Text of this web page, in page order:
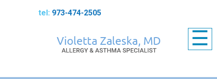
973-474-2505
☰